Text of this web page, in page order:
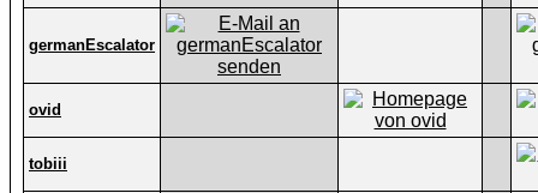
germanEscalator
ovid
tobiii